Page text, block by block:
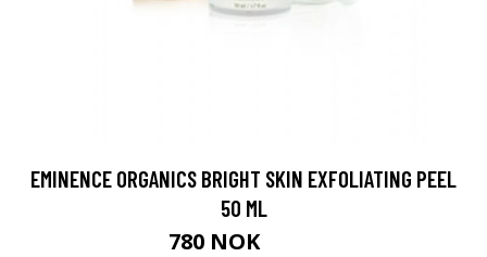
EMINENCE ORGANICS BRIGHT SKIN EXFOLIATING PEEL
50 ML
780 NOK